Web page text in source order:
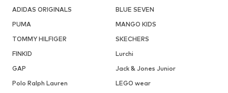
ADIDAS ORIGINALS
BLUE SEVEN
PUMA
MANGO KIDS
TOMMY HILFIGER
SKECHERS
FINKID
Lurchi
GAP
Jack & Jones Junior
Polo Ralph Lauren
LEGO wear